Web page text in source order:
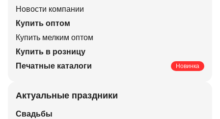
Новости компании
Купить оптом
Купить мелким оптом
Купить в розницу
Печатные каталоги
Новинка
Актуальные праздники
Свадьбы